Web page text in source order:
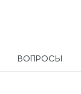
ВОПРОСЫ